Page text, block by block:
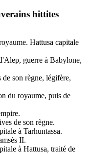
hittites
Hattusa capitale
guerre à Babylone,
son règne, légifère,
du royaume, puis de
de son règne.
à Tarhuntassa.
II.
à Hattusa, traité de